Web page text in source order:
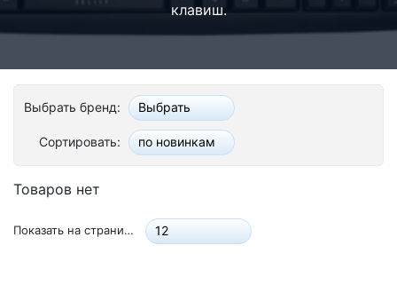
Серверное оборудование
UPS Источники бесперебойного питания
Сетевое оборудование
клавиш.
Выбрать бренд: Выбрать
Сортировать: по новинкам
Товаров нет
Показать на странице: 12